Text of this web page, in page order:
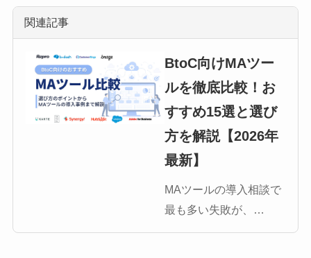
関連記事
BtoC向けMAツー
ルを徹底比較！お
すすめ15選と選び
方を解説【2026年
最新】
MAツールの導入相談で
最も多い失敗が、
「BtoBツールを選んで